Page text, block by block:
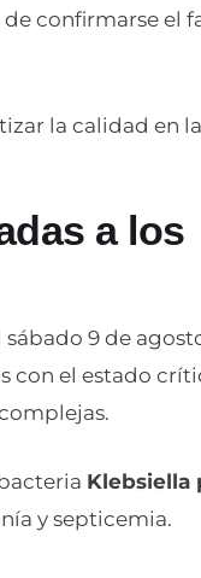
de confirmarse el
la calidad en
a los
9 de
con el estado
Klebsiella
y septicemia.